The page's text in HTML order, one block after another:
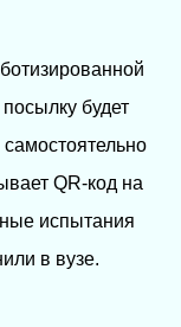
будет
QR-код на
испытания
в вузе.